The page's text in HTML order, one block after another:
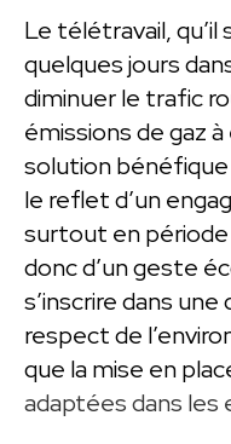
Le télétravail,
quelques jours
diminuer le trafic
émissions de gaz
solution
le reflet d’un
surtout en période
donc d’un geste
s’inscrire dans
respect de
que la mise en
adaptées dans les